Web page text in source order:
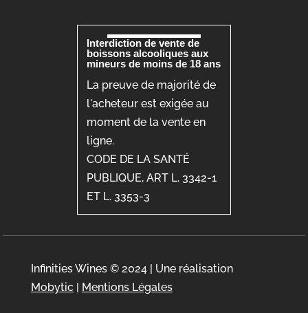
Interdiction de vente de
boissons alcooliques aux
mineurs de moins de 18 ans
La preuve de majorité de
l'acheteur est exigée au
moment de la vente en
ligne.
CODE DE LA SANTÉ
PUBLIQUE, ART L. 3342-1
ET L. 3353-3
Infinities Wines © 2024 | Une réalisation
Mobytic
Mentions Légales